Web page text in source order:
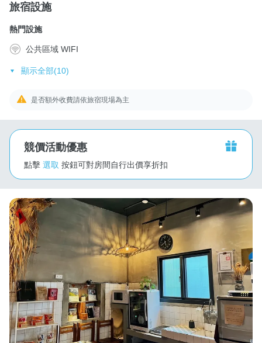
旅宿設施
熱門設施
公共區域 WIFI
顯示全部(10)
是否額外收費請依旅宿現場為主
競價活動優惠
點擊 選取 按鈕可對房間自行出價享折扣